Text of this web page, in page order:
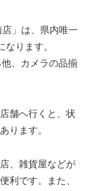
店」は、県内唯一
ります。
、カメラの品揃
舗へ行くと、状
ります。
、雑貨屋などが
利です。また、